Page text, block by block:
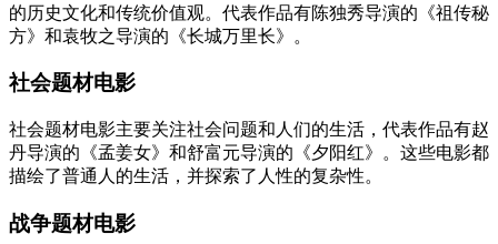
的历史文化和传统价值观。代表作品有陈独秀导演的《祖传秘
方》和袁牧之导演的《长城万里长》。
社会题材电影
社会题材电影主要关注社会问题和人们的生活，代表作品有赵
丹导演的《孟姜女》和舒富元导演的《夕阳红》。这些电影都
描绘了普通人的生活，并探索了人性的复杂性。
战争题材电影